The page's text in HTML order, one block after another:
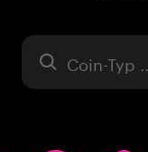
Asset